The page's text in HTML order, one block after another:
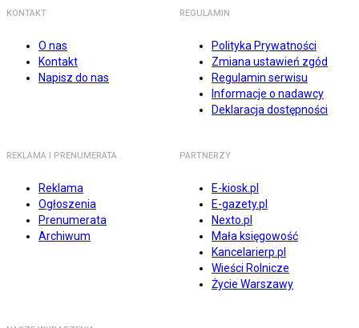
KONTAKT
O nas
Kontakt
Napisz do nas
REGULAMIN
Polityka Prywatności
Zmiana ustawień zgód
Regulamin serwisu
Informacje o nadawcy
Deklaracja dostępności
REKLAMA I PRENUMERATA
Reklama
Ogłoszenia
Prenumerata
Archiwum
PARTNERZY
E-kiosk.pl
E-gazety.pl
Nexto.pl
Mała księgowość
Kancelarierp.pl
Wieści Rolnicze
Życie Warszawy